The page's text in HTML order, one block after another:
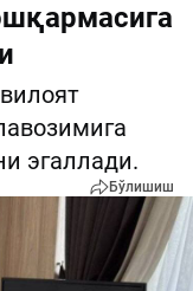
эгаллади.
Бўлишиш